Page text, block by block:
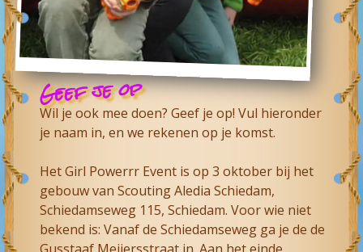
Geef je op
Wil je ook mee doen? Geef je op! Vul hieronder
je naam in, en we rekenen op je komst.
Het Girl Powerrr Event is op 3 oktober bij het
gebouw van Scouting Aledia Schiedam,
Schiedamseweg 115, Schiedam. Voor wie niet
bekend is: Vanaf de Schiedamseweg ga je de de